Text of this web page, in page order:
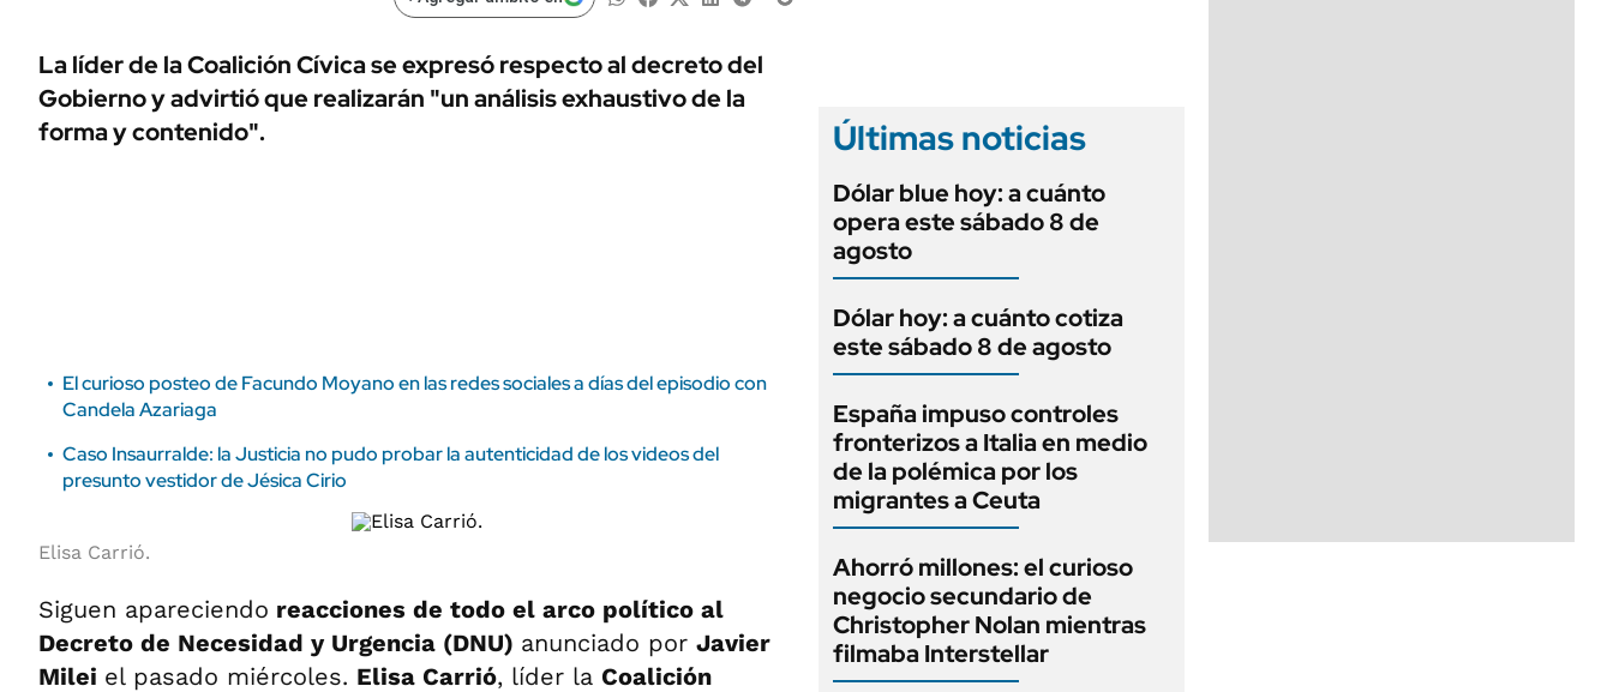
URUGUAY
AUTOS
La líder de la Coalición Cívica se expresó respecto al decreto del
Gobierno y advirtió que realizarán "un análisis exhaustivo de la
forma y contenido".
El curioso posteo de Facundo Moyano en las redes sociales a días del episodio con
Candela Azariaga
Caso Insaurralde: la Justicia no pudo probar la autenticidad de los videos del
presunto vestidor de Jésica Cirio
Elisa Carrió.
Siguen apareciendo reacciones de todo el arco político al
Decreto de Necesidad y Urgencia (DNU) anunciado por Javier
Milei el pasado miércoles. Elisa Carrió, líder la Coalición
Últimas noticias
Dólar blue hoy: a cuánto
opera este sábado 8 de
agosto
Dólar hoy: a cuánto cotiza
este sábado 8 de agosto
España impuso controles
fronterizos a Italia en medio
de la polémica por los
migrantes a Ceuta
Ahorró millones: el curioso
negocio secundario de
Christopher Nolan mientras
filmaba Interstellar